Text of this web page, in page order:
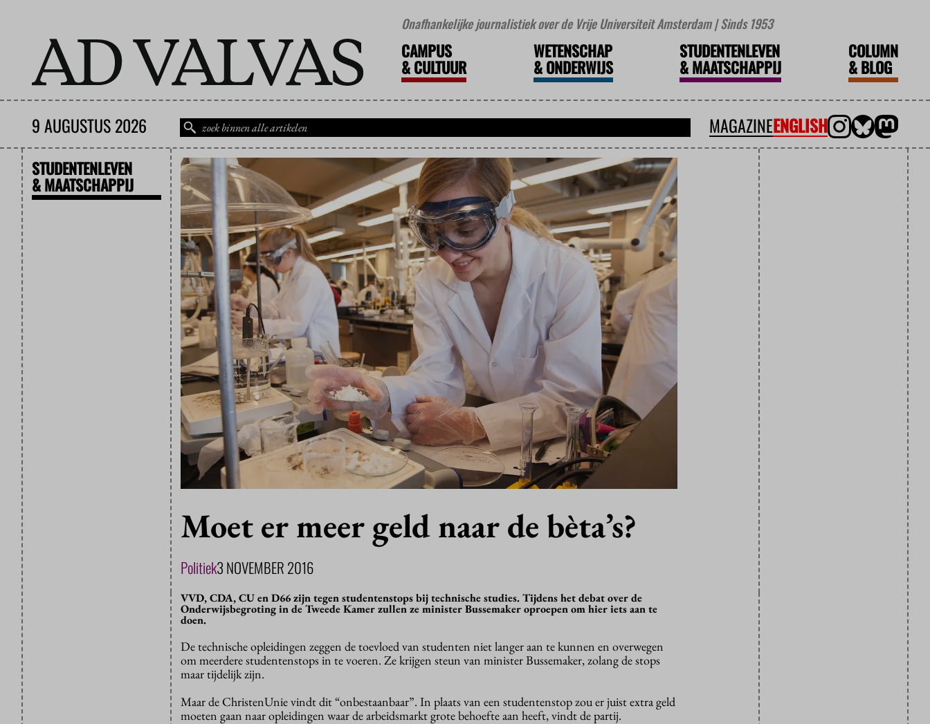
Onafhankelijke journalistiek over de Vrije Universiteit Amsterdam | Sinds 1953
CAMPUS
&CULTUUR
WETENSCHAP
&ONDERWIJS
STUDENTENLEVEN
&MAATSCHAPPIJ
COLUMN
&BLOG
9 AUGUSTUS 2026 MAGAZINEENGLISH
STUDENTENLEVEN
& MAATSCHAPPIJ
Moet er meer geld naar de bèta’s?
Politiek3 NOVEMBER 2016
VVD, CDA, CU en D66 zijn tegen studentenstops bij technische studies. Tijdens het debat over de
Onderwijsbegroting in de Tweede Kamer zullen ze minister Bussemaker oproepen om hier iets aan te
doen.
De technische opleidingen zeggen de toevloed van studenten niet langer aan te kunnen en overwegen
om meerdere studentenstops in te voeren. Ze krijgen steun van minister Bussemaker, zolang de stops
maar tijdelijk zijn.
Maar de ChristenUnie vindt dit “onbestaanbaar”. In plaats van een studentenstop zou er juist extra geld
moeten gaan naar opleidingen waar de arbeidsmarkt grote behoefte aan heeft, vindt de partij.